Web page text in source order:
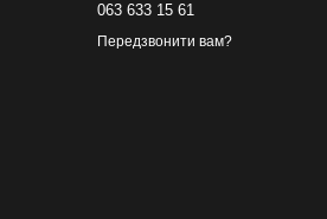
063 633 15 61
Передзвонити вам?